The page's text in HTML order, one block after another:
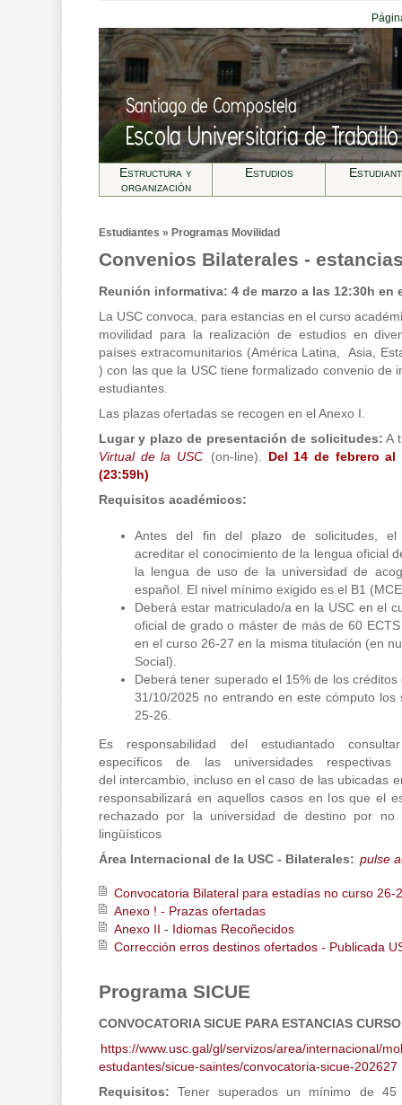
Estructura y
organización
Estudios
Estudiantes » Programas Movilidad
Convenios Bilaterales -
Reunión informativa: 4 de marzo a las 12:30h en
La USC convoca, para estancias en el curso
movilidad para la realización de estudios en
países extracomunitarios (América Latina, Asia,
) con las que la USC tiene formalizado convenio de
estudiantes.
Las plazas ofertadas se recogen en el Anexo I.
Lugar y plazo de presentación de solicitudes: A
Virtual de la USC
(on-line).
Del 14 de febrero al
(23:59h)
Requisitos académicos:
Antes del fin del plazo de solicitudes, el
acreditar el conocimiento de la lengua oficial
la lengua de uso de la universidad de
español. El nivel mínimo exigido es el B1
Deberá estar matriculado/a en la USC en el
oficial de grado o máster de más de 60
en el curso 26-27 en la misma titulación (en
Social).
Deberá tener superado el 15% de los
31/10/2025 no entrando en este cómputo los
25-26.
Es responsabilidad del estudiantado
específicos de las universidades
del intercambio, incluso en el caso de las ubicadas
responsabilizará en aquellos casos en los que el
rechazado por la universidad de destino por no
lingüísticos
Área Internacional de la USC - Bilaterales: pulse
Convocatoria Bilateral para estadías no curso 26-
Anexo ! - Prazas ofertadas
Anexo II - Idiomas Recoñecidos
Corrección erros destinos ofertados - Publicada
Programa SICUE
CONVOCATORIA SICUE PARA ESTANCIAS
https://www.usc.gal/gl/servizos/area/internacional/
estudantes/sicue-saintes/convocatoria-sicue-202627
Requisitos: Tener superados un mínimo de